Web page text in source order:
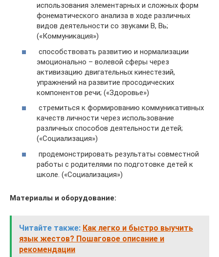
использования элементарных и сложных форм
фонематического анализа в ходе различных
видов деятельности со звуками В, Вь;
(«Коммуникация»)
способствовать развитию и нормализации
эмоционально – волевой сферы через
активизацию двигательных кинестезий,
упражнений на развитие просодических
компонентов речи; («Здоровье»)
стремиться к формированию коммуникативных
качеств личности через использование
различных способов деятельности детей;
(«Социализация»)
продемонстрировать результаты совместной
работы с родителями по подготовке детей к
школе. («Социализация»)
Материалы и оборудование:
Читайте также: Как легко и быстро выучить
язык жестов? Пошаговое описание и
рекомендации